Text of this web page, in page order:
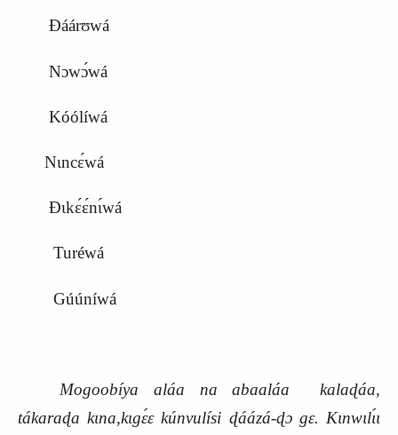
Ɖáárʊwá
Nɔwɔ́wá
Kóólíwá
Nɩncɛ́wá
Ɖɩkɛ́ɛ́nɩ́wá
Turéwá
Gúúníwá
Mogoobíya aláa na abaaláa kalaɖáa,
tákaraɖa kɩna,kɩgɛ́ɛ kúnvulísi ɖáázá-ɖɔ gɛ. Kɩnwɩlɩ́ɩ